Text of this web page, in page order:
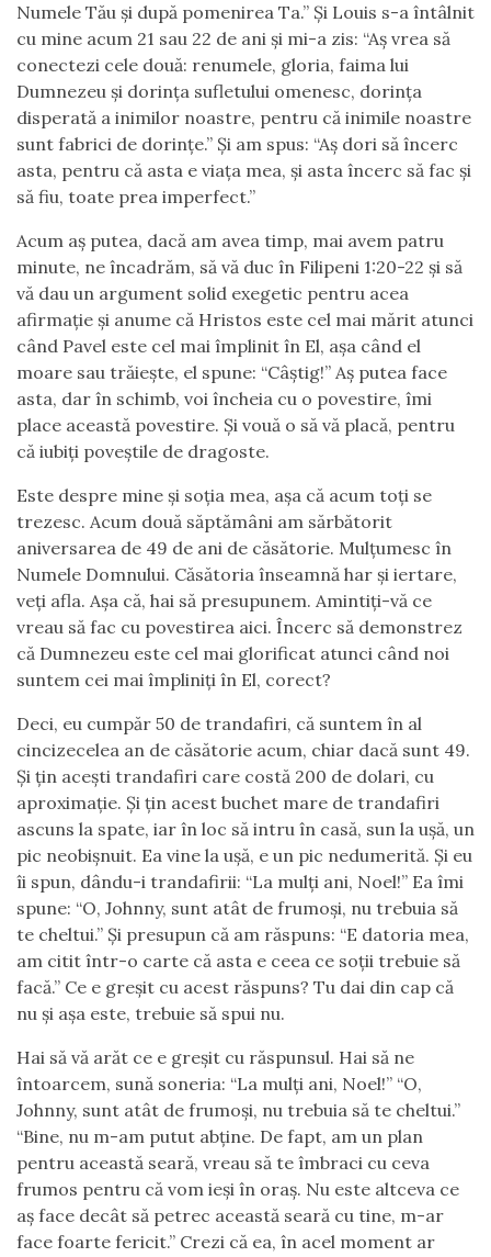
Numele Tău și după pomenirea Ta.” Și Louis s-a întâlnit
cu mine acum 21 sau 22 de ani și mi-a zis: “Aș vrea să
conectezi cele două: renumele, gloria, faima lui
Dumnezeu și dorința sufletului omenesc, dorința
disperată a inimilor noastre, pentru că inimile noastre
sunt fabrici de dorințe.” Și am spus: “Aș dori să încerc
asta, pentru că asta e viața mea, și asta încerc să fac și
să fiu, toate prea imperfect.”
Acum aș putea, dacă am avea timp, mai avem patru
minute, ne încadrăm, să vă duc în Filipeni 1:20-22 și să
vă dau un argument solid exegetic pentru acea
afirmație și anume că Hristos este cel mai mărit atunci
când Pavel este cel mai împlinit în El, așa când el
moare sau trăiește, el spune: “Câștig!” Aș putea face
asta, dar în schimb, voi încheia cu o povestire, îmi
place această povestire. Și vouă o să vă placă, pentru
că iubiți poveștile de dragoste.
Este despre mine și soția mea, așa că acum toți se
trezesc. Acum două săptămâni am sărbătorit
aniversarea de 49 de ani de căsătorie. Mulțumesc în
Numele Domnului. Căsătoria înseamnă har și iertare,
veți afla. Așa că, hai să presupunem. Amintiți-vă ce
vreau să fac cu povestirea aici. Încerc să demonstrez
că Dumnezeu este cel mai glorificat atunci când noi
suntem cei mai împliniți în El, corect?
Deci, eu cumpăr 50 de trandafiri, că suntem în al
cincizecelea an de căsătorie acum, chiar dacă sunt 49.
Și țin acești trandafiri care costă 200 de dolari, cu
aproximație. Și țin acest buchet mare de trandafiri
ascuns la spate, iar în loc să intru în casă, sun la ușă, un
pic neobișnuit. Ea vine la ușă, e un pic nedumerită. Și eu
îi spun, dându-i trandafirii: “La mulți ani, Noel!” Ea îmi
spune: “O, Johnny, sunt atât de frumoși, nu trebuia să
te cheltui.” Și presupun că am răspuns: “E datoria mea,
am citit într-o carte că asta e ceea ce soții trebuie să
facă.” Ce e greșit cu acest răspuns? Tu dai din cap că
nu și așa este, trebuie să spui nu.
Hai să vă arăt ce e greșit cu răspunsul. Hai să ne
întoarcem, sună soneria: “La mulți ani, Noel!” “O,
Johnny, sunt atât de frumoși, nu trebuia să te cheltui.”
“Bine, nu m-am putut abține. De fapt, am un plan
pentru această seară, vreau să te îmbraci cu ceva
frumos pentru că vom ieși în oraș. Nu este altceva ce
aș face decât să petrec această seară cu tine, m-ar
face foarte fericit.” Crezi că ea, în acel moment ar